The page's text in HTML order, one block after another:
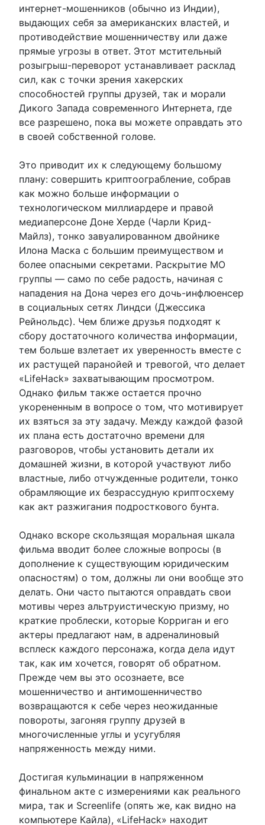
интернет-мошенников (обычно из Индии),
выдающих себя за американских властей, и
противодействие мошенничеству или даже
прямые угрозы в ответ. Этот мстительный
розыгрыш-переворот устанавливает расклад
сил, как с точки зрения хакерских
способностей группы друзей, так и морали
Дикого Запада современного Интернета, где
все разрешено, пока вы можете оправдать это
в своей собственной голове.
Это приводит их к следующему большому
плану: совершить криптоограбление, собрав
как можно больше информации о
технологическом миллиардере и правой
медиаперсоне Доне Херде (Чарли Крид-
Майлз), тонко завуалированном двойнике
Илона Маска с большим преимуществом и
более опасными секретами. Раскрытие МО
группы — само по себе радость, начиная с
нападения на Дона через его дочь-инфлюенсер
в социальных сетях Линдси (Джессика
Рейнольдс). Чем ближе друзья подходят к
сбору достаточного количества информации,
тем больше взлетает их уверенность вместе с
их растущей паранойей и тревогой, что делает
«LifeHack» захватывающим просмотром.
Однако фильм также остается прочно
укорененным в вопросе о том, что мотивирует
их взяться за эту задачу. Между каждой фазой
их плана есть достаточно времени для
разговоров, чтобы установить детали их
домашней жизни, в которой участвуют либо
властные, либо отчужденные родители, тонко
обрамляющие их безрассудную криптосхему
как акт разжигания подросткового бунта.
Однако вскоре скользящая моральная шкала
фильма вводит более сложные вопросы (в
дополнение к существующим юридическим
опасностям) о том, должны ли они вообще это
делать. Они часто пытаются оправдать свои
мотивы через альтруистическую призму, но
краткие проблески, которые Корриган и его
актеры предлагают нам, в адреналиновый
всплеск каждого персонажа, когда дела идут
так, как им хочется, говорят об обратном.
Прежде чем вы это осознаете, все
мошенничество и антимошенничество
возвращаются к себе через неожиданные
повороты, загоняя группу друзей в
многочисленные углы и усугубляя
напряженность между ними.
Достигая кульминации в напряженном
финальном акте с измерениями как реального
мира, так и Screenlife (опять же, как видно на
компьютере Кайла), «LifeHack» находит